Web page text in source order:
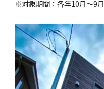
※対象期間：各年10月～9月